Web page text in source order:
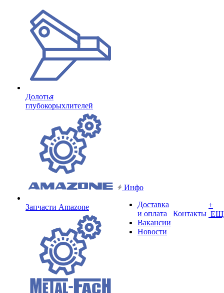
Долотья
глубокорыхлителей
Запчасти Amazone
Инфо
Доставка
и оплата
Вакансии
Новости
Контакты
+